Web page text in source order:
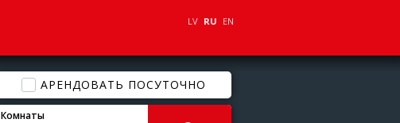
LV RU EN
АРЕНДОВАТЬ ПОСУТОЧНО
Комнаты